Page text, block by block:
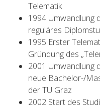
Telematik
1994 Umwandlung
reguläres
1995 Erster
Gründung des
2001 Umwandlung
neue Bachelor-/
der TU Graz
2002 Start des